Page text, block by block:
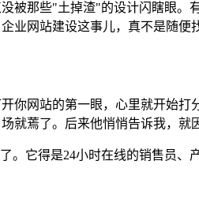
被那些"土掉渣"的设计闪瞎眼
业网站建设这事儿，真不是随便
你网站的第一眼，心里就开始
就蔫了。后来他悄悄告诉我，就
。它得是24小时在线的销售员